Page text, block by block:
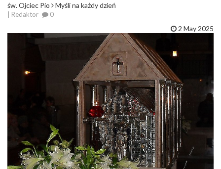
św. Ojciec Pio Myśli na każdy dzień
| Redaktor 0
2 May 2025